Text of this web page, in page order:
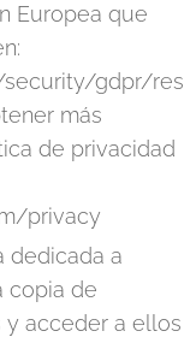
Europea que
gdpr/res
más
de privacidad
privacy
dedicada a
copia de
acceder a ellos